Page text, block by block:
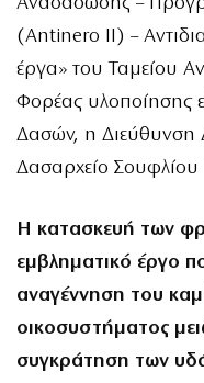
(Antinero II) –
έργα» του Ταμείου
Φορέας υλοποίησης
Δασών, η
Δασαρχείο
Η κατασκευή των
εμβληματικό έργο
αναγέννηση του
οικοσυστήματος
συγκράτηση των